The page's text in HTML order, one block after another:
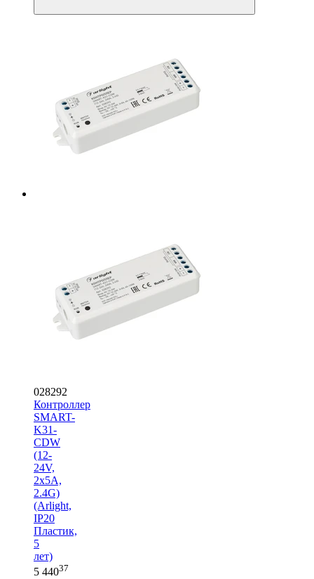
028292
Контроллер
SMART-
K31-
CDW
(12-
24V,
2x5A,
2.4G)
(Arlight,
IP20
Пластик,
5
лет)
5 44037